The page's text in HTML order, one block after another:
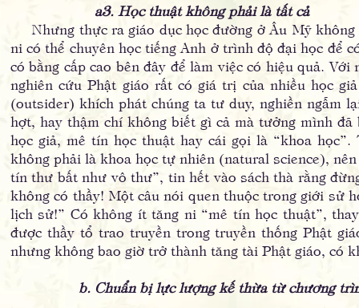
a3. Học thuật không phải là tất cả
Nhưng thực ra giáo dục học đường ở Âu Mỹ không
ni có thể chuyên học tiếng Anh ở trình độ đại học để
có bằng cấp cao bên đây để làm việc có hiệu quả.
nghiên cứu Phật giáo rất có giá trị của nhiều học
(outsider) khích phát chúng ta tư duy, nghiền ngẫm
hợt, hay thậm chí không biết gì cả mà tưởng mình
học giả, mê tín học thuật hay cái gọi là “khoa
không phải là khoa học tự nhiên (natural science),
tín thư bất như vô thư”, tin hết vào sách thà rằng
không có thầy! Một câu nói quen thuộc trong giới sử
lịch sử!” Có không ít tăng ni “mê tín học thuật”,
được thầy tổ trao truyền trong truyền thống Phật
nhưng không bao giờ trở thành tăng tài Phật giáo, có
b. Chuẩn bị lực lượng kế thừa từ chương